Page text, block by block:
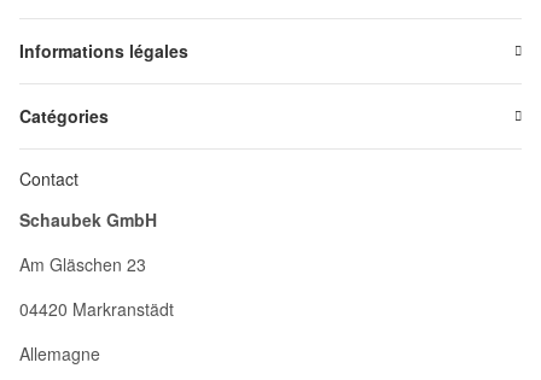
Informations légales
Catégories
Contact
Schaubek GmbH
Am Gläschen 23
04420 Markranstädt
Allemagne